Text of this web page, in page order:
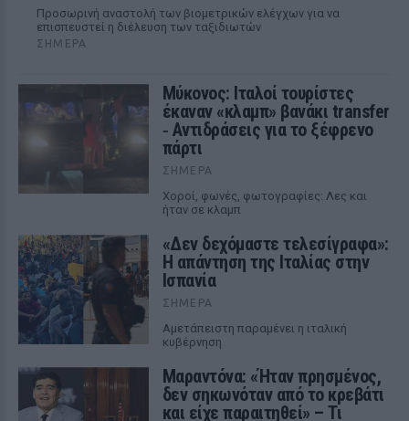
Προσωρινή αναστολή των βιομετρικών ελέγχων για να
επισπευστεί η διέλευση των ταξιδιωτών
ΣΉΜΕΡΑ
Μύκονος: Ιταλοί τουρίστες
έκαναν «κλαμπ» βανάκι transfer
‑ Αντιδράσεις για το ξέφρενο
πάρτι
ΣΉΜΕΡΑ
Χοροί, φωνές, φωτογραφίες: Λες και
ήταν σε κλαμπ
«Δεν δεχόμαστε τελεσίγραφα»:
Η απάντηση της Ιταλίας στην
Ισπανία
ΣΉΜΕΡΑ
Αμετάπειστη παραμένει η ιταλική
κυβέρνηση
Μαραντόνα: «Ήταν πρησμένος,
δεν σηκωνόταν από το κρεβάτι
και είχε παραιτηθεί» – Τι